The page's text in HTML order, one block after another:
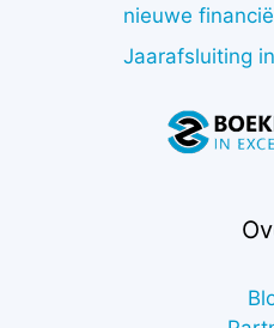
nieuwe
Jaarafsluiting